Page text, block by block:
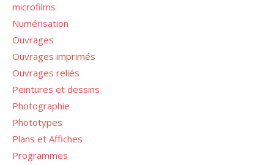
microfilms
Numérisation
Ouvrages
Ouvrages imprimés
Ouvrages reliés
Peintures et dessins
Photographie
Phototypes
Plans et Affiches
Programmes